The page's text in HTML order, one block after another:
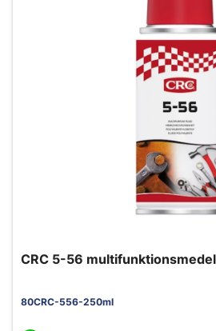
CRC 5-56
80CRC-556-250ml